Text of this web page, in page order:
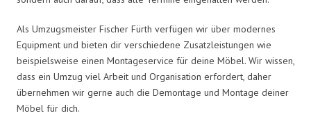
Als Umzugsmeister Fischer Fürth verfügen wir über modernes
Equipment und bieten dir verschiedene Zusatzleistungen wie
beispielsweise einen Montageservice für deine Möbel. Wir wissen,
dass ein Umzug viel Arbeit und Organisation erfordert, daher
übernehmen wir gerne auch die Demontage und Montage deiner
Möbel für dich.